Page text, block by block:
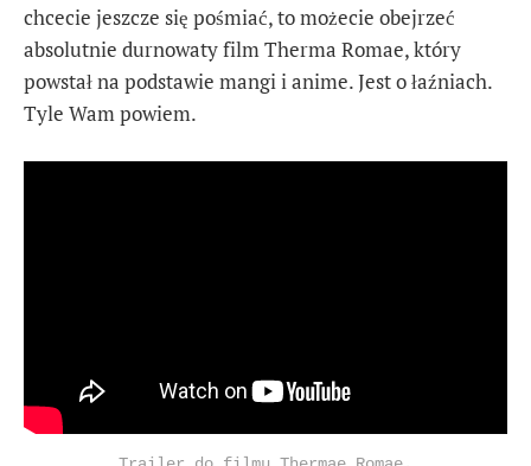
chcecie jeszcze się pośmiać, to możecie obejrzeć
absolutnie durnowaty film Therma Romae, który
powstał na podstawie mangi i anime. Jest o łaźniach.
Tyle Wam powiem.